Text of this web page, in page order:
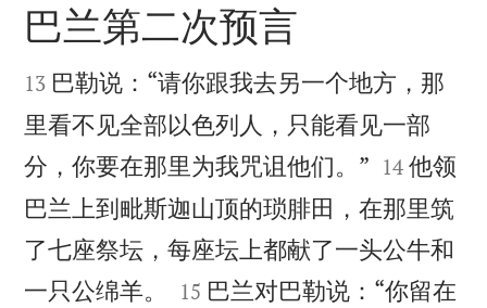

巴兰第二次预言

13 巴勒说：“请你跟我去另一个地方，那
里看不见全部以色列人，只能看见一部
分，你要在那里为我咒诅他们。” 

14 他领
巴兰上到毗斯迦山顶的琐腓田，在那里筑
了七座祭坛，每座坛上都献了一头公牛和
一只公绵羊。


15 巴兰对巴勒说：“你留在